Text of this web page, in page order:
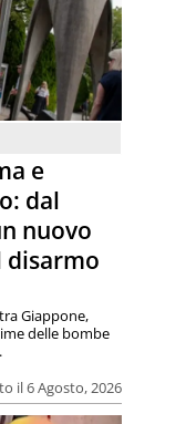
e
dal
nuovo
disarmo
il 6 Agosto, 2026
Giappone,
delle bombe